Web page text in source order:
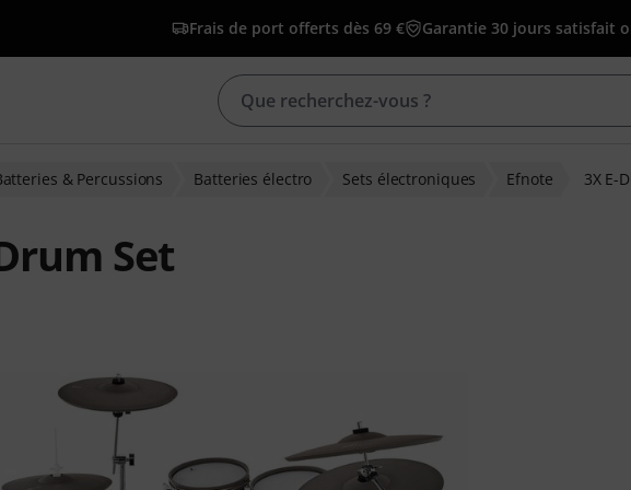
Frais de port offerts dès 69 € Garantie 30 jours satisfait
& Percussions Batteries électro Sets électroniques Efnote 3X E-
Set
5 d'après 11 évaluations clients